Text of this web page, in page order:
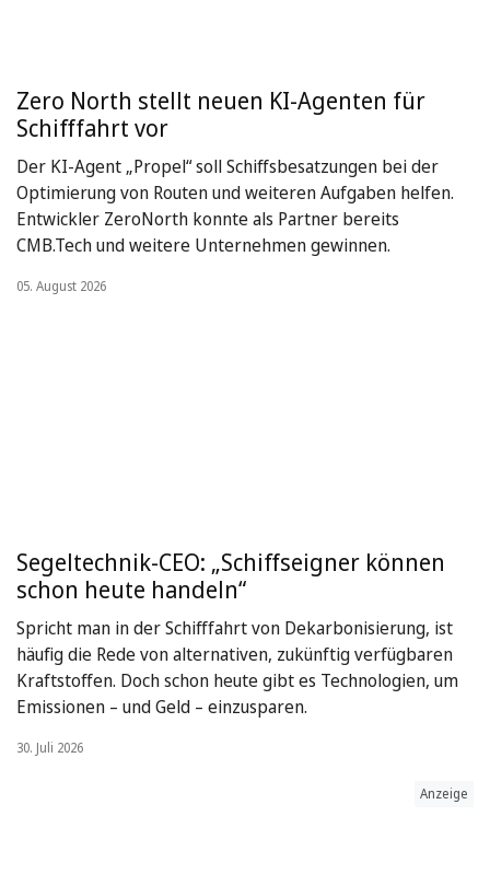
Zero North stellt neuen KI-Agenten für
Schifffahrt vor
Der KI-Agent „Propel“ soll Schiffsbesatzungen bei der
Optimierung von Routen und weiteren Aufgaben helfen.
Entwickler ZeroNorth konnte als Partner bereits
CMB.Tech und weitere Unternehmen gewinnen.
05. August 2026
Segeltechnik-CEO: „Schiffseigner können
schon heute handeln“
Spricht man in der Schifffahrt von Dekarbonisierung, ist
häufig die Rede von alternativen, zukünftig verfügbaren
Kraftstoffen. Doch schon heute gibt es Technologien, um
Emissionen – und Geld – einzusparen.
30. Juli 2026
Anzeige